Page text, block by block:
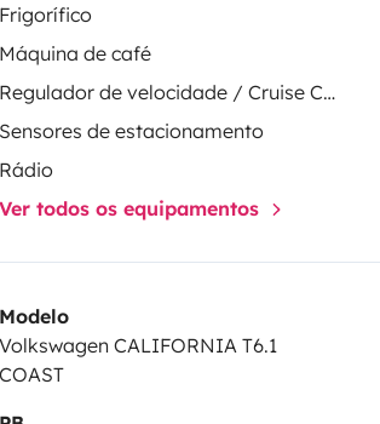
Frigorífico
Máquina de café
Regulador de velocidade / Cruise Control
Sensores de estacionamento
Rádio
Ver todos os equipamentos
Modelo
Volkswagen CALIFORNIA T6.1
COAST